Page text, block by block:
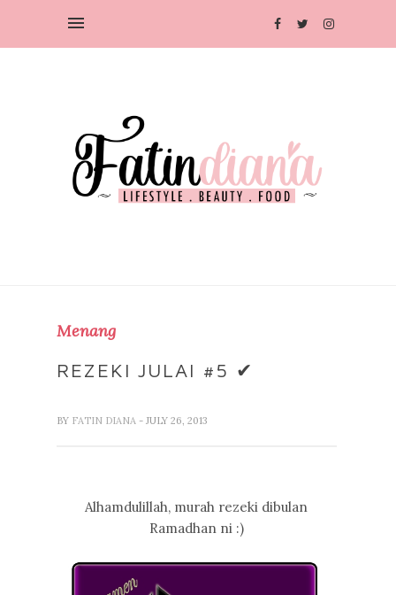
Menang
REZEKI JULAI #5 ✔
BY FATIN DIANA - JULY 26, 2013
Alhamdulillah, murah rezeki dibulan
Ramadhan ni :)